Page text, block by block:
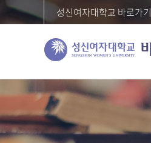
성신여자대학교 바로가기